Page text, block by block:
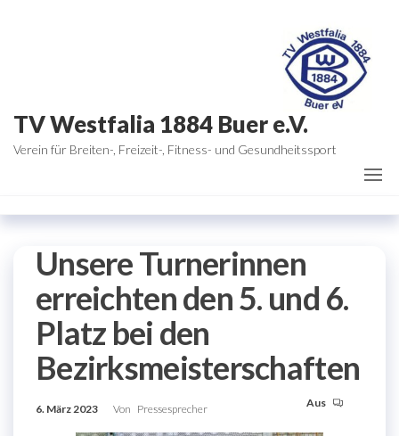
TV Westfalia 1884 Buer e.V.
Verein für Breiten-, Freizeit-, Fitness- und Gesundheitssport
Unsere Turnerinnen
erreichten den 5. und 6.
Platz bei den
Bezirksmeisterschaften
6. März 2023 Von Pressesprecher Aus